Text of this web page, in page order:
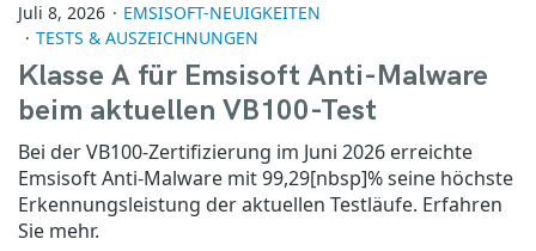
Juli 8, 2026
EMSISOFT-NEUIGKEITEN
TESTS & AUSZEICHNUNGEN
Klasse A für Emsisoft Anti-Malware
beim aktuellen VB100-Test
Bei der VB100-Zertifizierung im Juni 2026 erreichte
Emsisoft Anti-Malware mit 99,29[nbsp]% seine höchste
Erkennungsleistung der aktuellen Testläufe. Erfahren
Sie mehr.